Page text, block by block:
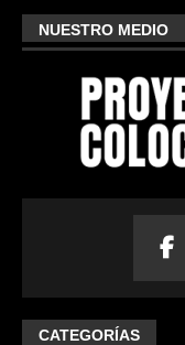
NUESTRO MEDIO
CATEGORÍAS